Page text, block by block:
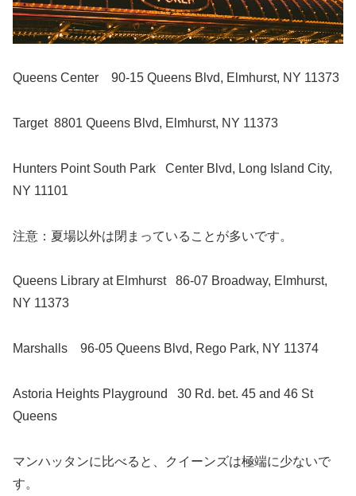
Queens Center 90-15 Queens Blvd, Elmhurst, NY 11373
Target8801 Queens Blvd, Elmhurst, NY 11373
Hunters Point South Park Center Blvd, Long Island City,
NY 11101
注意：夏場以外は閉まっていることが多いです。
Queens Library at Elmhurst86-07 Broadway, Elmhurst,
NY 11373
Marshalls 96-05 Queens Blvd, Rego Park, NY 11374
Astoria Heights Playground
30 Rd. bet. 45 and 46 St
Queens
マンハッタンに比べると、クイーンズは極端に少ないで
す。